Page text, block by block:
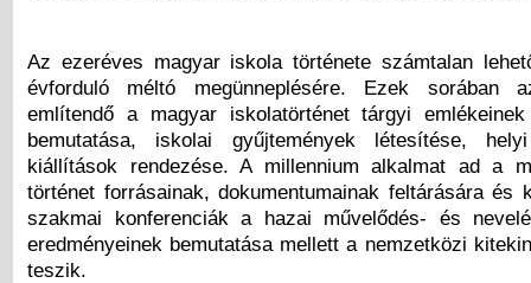
Az ezeréves magyar iskola története számtalan
évforduló méltó megünneplésére. Ezek sorá­ban
említendő a magyar iskolatörténet tárgyi
bemutatása, iskolai gyűjtemények létesítése,
kiállítások rendezése. A millennium alkalmat ad a
történet forrásainak, dokumentumainak feltárására és
szakmai konferenciák a hazai művelő­dés- és
eredményeinek bemutatása mellett a nemzetközi
teszik.